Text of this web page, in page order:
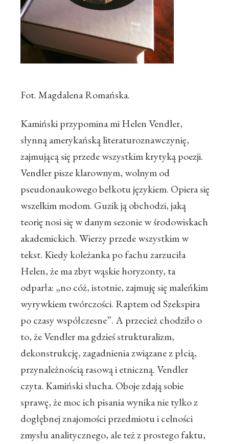
Fot. Magdalena Romańska.
Kamiński przypomina mi Helen Vendler,
słynną amerykańską literaturoznawczynię,
zajmującą się przede wszystkim krytyką poezji.
Vendler pisze klarownym, wolnym od
pseudonaukowego bełkotu językiem. Opiera się
wszelkim modom. Guzik ją obchodzi, jaką
teorię nosi się w danym sezonie w środowiskach
akademickich. Wierzy przede wszystkim w
tekst. Kiedy koleżanka po fachu zarzuciła
Helen, że ma zbyt wąskie horyzonty, ta
odparła: „no cóż, istotnie, zajmuję się maleńkim
wyrywkiem twórczości. Raptem od Szekspira
po czasy współczesne”. A przecież chodziło o
to, że Vendler ma gdzieś strukturalizm,
dekonstrukcję, zagadnienia związane z płcią,
przynależnością rasową i etniczną. Vendler
czyta. Kamiński słucha. Oboje zdają sobie
sprawę, że moc ich pisania wynika nie tylko z
dogłębnej znajomości przedmiotu i celności
zmysłu analitycznego, ale też z prostego faktu,